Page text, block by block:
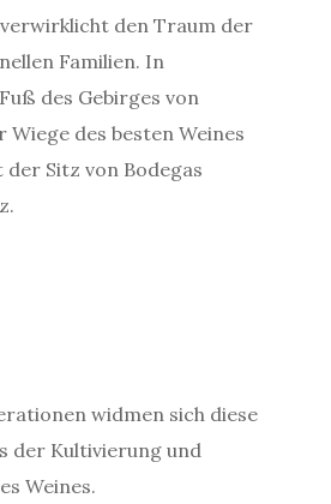
den Traum der
Familien. In
des Gebirges von
Wiege des besten Weines
der Sitz von Bodegas
widmen sich diese
der Kultivierung und
Weines.